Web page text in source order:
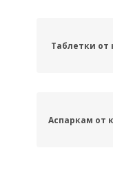
Таблетки от
Аспаркам от